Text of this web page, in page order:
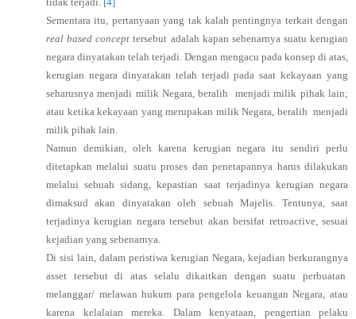
Sementara itu, pertanyaan yang tak kalah pentingnya terkait dengan
real based concept tersebut adalah kapan sebenarnya suatu kerugian
negara dinyatakan telah terjadi. Dengan mengacu pada konsep di atas,
kerugian negara dinyatakan telah terjadi pada saat kekayaan yang
seharusnya menjadi milik Negara, beralih menjadi milik pihak lain;
atau ketika kekayaan yang merupakan milik Negara, beralih menjadi
milik pihak lain.
Namun demikian, oleh karena kerugian negara itu sendiri perlu
ditetapkan melalui suatu proses dan penetapannya harus dilakukan
melalui sebuah sidang, kepastian saat terjadinya kerugian negara
dimaksud akan dinyatakan oleh sebuah Majelis. Tentunya, saat
terjadinya kerugian negara tersebut akan bersifat retroactive, sesuai
kejadian yang sebenarnya.
Di sisi lain, dalam peristiwa kerugian Negara, kejadian berkurangnya
asset tersebut di atas selalu dikaitkan dengan suatu perbuatan
melanggar/ melawan hukum para pengelola keuangan Negara, atau
karena kelalaian mereka. Dalam kenyataan, pengertian pelaku